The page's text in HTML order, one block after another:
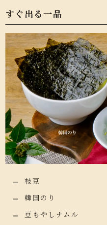
すぐ出る一品
枝豆
韓国のり
豆もやしナムル